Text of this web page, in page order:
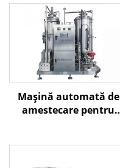
Mașină automată de
amestecare pentru